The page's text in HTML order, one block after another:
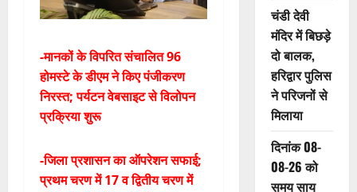
-मानकों के विपरित संचालित 96
होमस्टे के डीएम ने किए पंजीकरण
निरस्त; पर्यटन वेबसाइट से विलोपन
प्रक्रिया शुरू
-जिला प्रशासन का ऑपरेशन सफाई;
प्रथम चरण में 17 व द्वितीय चरण में
चंडी देवी
मंदिर में बिछड़े
दो बालक,
हरिद्वार पुलिस
ने परिजनों से
मिलाया
दिनांक 08-
08-26 को
समय साय